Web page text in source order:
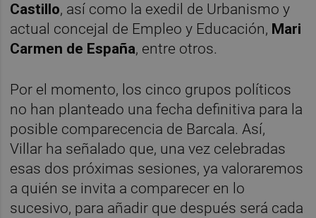
Castillo, así como la exedil de Urbanismo y
actual concejal de Empleo y Educación, Mari
Carmen de España, entre otros.
Por el momento, los cinco grupos políticos
no han planteado una fecha definitiva para la
posible comparecencia de Barcala. Así,
Villar ha señalado que, una vez celebradas
esas dos próximas sesiones, ya valoraremos
a quién se invita a comparecer en lo
sucesivo, para añadir que después será cada